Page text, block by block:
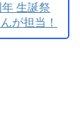
生誕祭
が担当！